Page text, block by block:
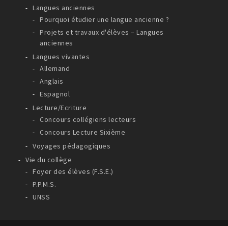
Langues anciennes
Pourquoi étudier une langue ancienne ?
Projets et travaux d'élèves – Langues
anciennes
Langues vivantes
Allemand
Anglais
Espagnol
Lecture/Ecriture
Concours collégiens lecteurs
Concours Lecture Sixième
Voyages pédagogiques
Vie du collège
Foyer des élèves (F.S.E.)
P.P.M.S.
UNSS